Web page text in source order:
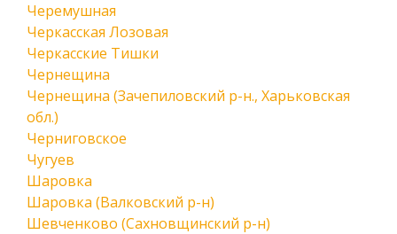
Черемушная
Черкасская Лозовая
Черкасские Тишки
Чернещина
Чернещина (Зачепиловский р-н., Харьковская
обл.)
Черниговское
Чугуев
Шаровка
Шаровка (Валковский р-н)
Шевченково (Сахновщинский р-н)